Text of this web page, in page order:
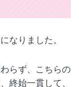
なりました。
らず、こちらの
終始一貫して、